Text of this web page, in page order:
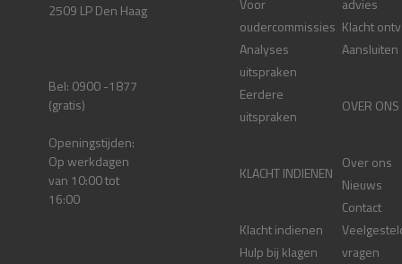
2509 LP Den Haag
Bel: 0900 -1877
(gratis)
Openingstijden:
Op werkdagen
van 10:00 tot
16:00
Voor
oudercommissies
Analyses
uitspraken
Eerdere
uitspraken
KLACHT INDIENEN
Klacht indienen
Hulp bij klagen
advies
Klacht
Aansluiten
OVER ONS
Over ons
Nieuws
Contact
vragen